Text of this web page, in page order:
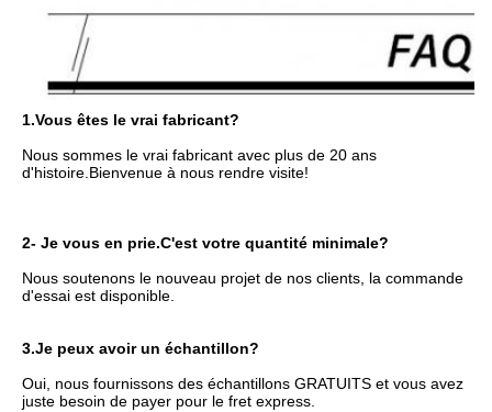
1.Vous êtes le vrai fabricant?
Nous sommes le vrai fabricant avec plus de 20 ans
d'histoire.Bienvenue à nous rendre visite!
2- Je vous en prie.C'est votre quantité minimale?
Nous soutenons le nouveau projet de nos clients, la commande
d'essai est disponible.
3.Je peux avoir un échantillon?
Oui, nous fournissons des échantillons GRATUITS et vous avez
juste besoin de payer pour le fret express.